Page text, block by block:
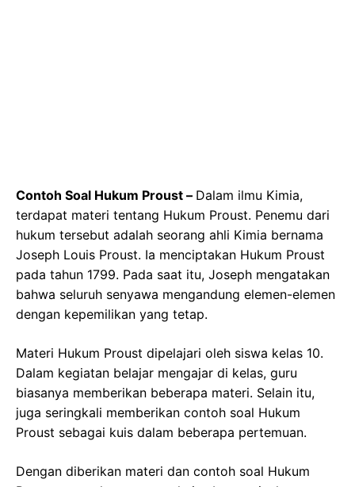
Contoh Soal Hukum Proust – Dalam ilmu Kimia,
terdapat materi tentang Hukum Proust. Penemu dari
hukum tersebut adalah seorang ahli Kimia bernama
Joseph Louis Proust. Ia menciptakan Hukum Proust
pada tahun 1799. Pada saat itu, Joseph mengatakan
bahwa seluruh senyawa mengandung elemen-elemen
dengan kepemilikan yang tetap.
Materi Hukum Proust dipelajari oleh siswa kelas 10.
Dalam kegiatan belajar mengajar di kelas, guru
biasanya memberikan beberapa materi. Selain itu,
juga seringkali memberikan contoh soal Hukum
Proust sebagai kuis dalam beberapa pertemuan.
Dengan diberikan materi dan contoh soal Hukum